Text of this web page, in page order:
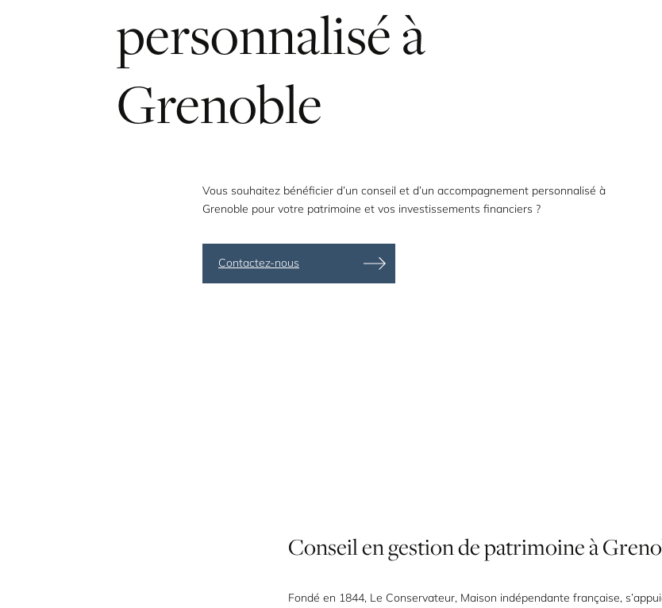
personnaliséà
Grenoble
Vous souhaitez bénéficier d’un conseil et d’un accompagnement personnalisé à
Grenoble pour votre patrimoine et vos investissements financiers ?
Contactez-nous
Conseilengestiondepatrimoineà
Fondé en 1844, Le Conservateur, Maison indépendante française,